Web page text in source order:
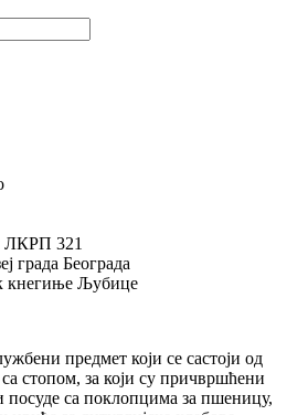
ЛКРП 321
града Београда
кнегиње Љубице
предмет који се састоји од
стопом, за који су причвршћени
посуде са поклопцима за пшеницу,